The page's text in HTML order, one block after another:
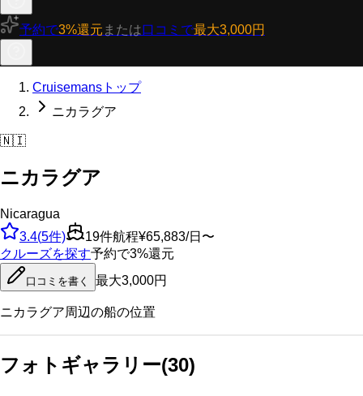
予約で3%還元 または口コミで最大3,000円
Cruisemansトップ
ニカラグア
🇳🇮
ニカラグア
Nicaragua
3.4(5件) 19件航程¥65,883/日〜
クルーズを探す予約で3%還元
口コミを書く 最大3,000円
ニカラグア周辺の船の位置
フォトギャラリー(30)